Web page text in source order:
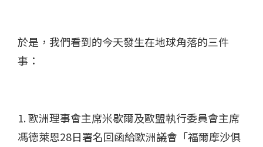
於是，我們看到的今天發生在地球角落的三件
事：
1. 歐洲理事會主席米歇爾及歐盟執行委員會主席
馮德萊恩28日署名回函給歐洲議會「福爾摩沙俱